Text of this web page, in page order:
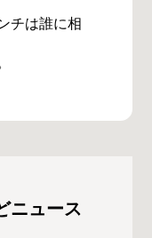
チは誰に相
ニュース